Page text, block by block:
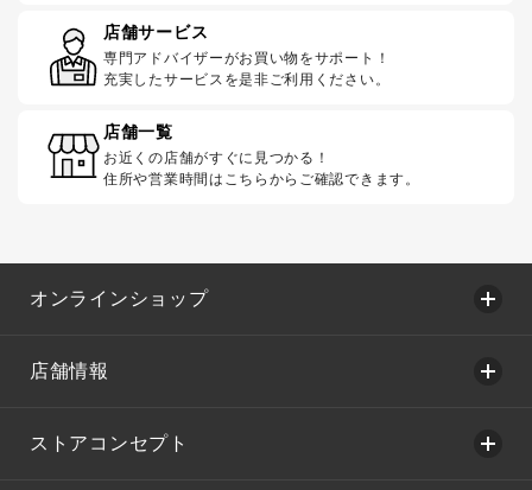
店舗サービス
専門アドバイザーがお買い物をサポート！
充実したサービスを是非ご利用ください。
店舗一覧
お近くの店舗がすぐに見つかる！
住所や営業時間はこちらからご確認できます。
オンラインショップ
店舗情報
ストアコンセプト